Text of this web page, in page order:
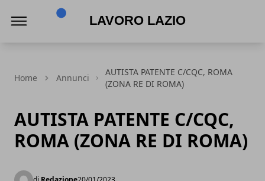
Home Annunci
AUTISTA PATENTE C/CQC, ROMA
(ZONA RE DI ROMA)
AUTISTA PATENTE C/CQC,
ROMA (ZONA RE DI ROMA)